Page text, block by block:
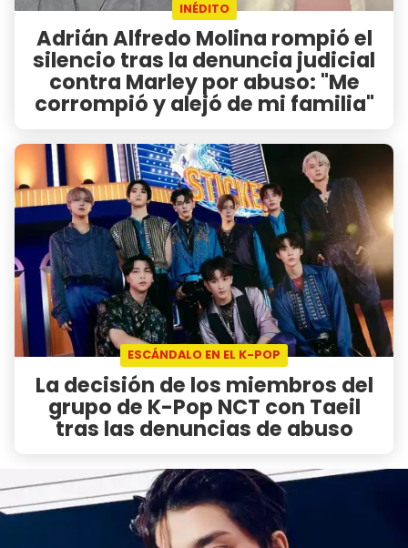
INÉDITO
Adrián Alfredo Molina rompió el
silencio tras la denuncia judicial
contra Marley por abuso: "Me
corrompió y alejó de mi familia"
ESCÁNDALO EN EL K-POP
La decisión de los miembros del
grupo de K-Pop NCT con Taeil
tras las denuncias de abuso